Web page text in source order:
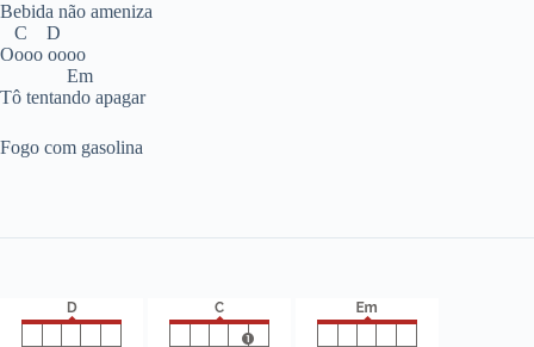
Bebida não ameniza
C D
Oooo oooo
Em
Tô tentando apagar
Fogo com gasolina